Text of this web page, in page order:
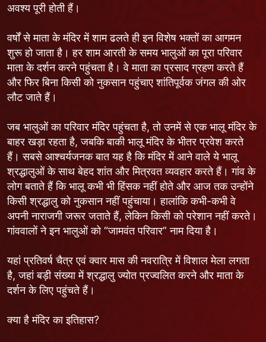
अवश्य पूरी होती हैं।
वर्षों से माता के मंदिर में शाम ढलते ही इन विशेष भक्तों का आगमन
शुरू हो जाता है। हर शाम आरती के समय भालुओं का पूरा परिवार
माता के दर्शन करने पहुंचता है। वे माता का प्रसाद ग्रहण करते हैं
और फिर बिना किसी को नुकसान पहुंचाए शांतिपूर्वक जंगल की ओर
लौट जाते हैं।
जब भालुओं का परिवार मंदिर पहुंचता है, तो उनमें से एक भालू मंदिर के
बाहर खड़ा रहता है, जबकि बाकी भालू मंदिर के भीतर प्रवेश करते
हैं। सबसे आश्चर्यजनक बात यह है कि मंदिर में आने वाले ये भालू
श्रद्धालुओं के साथ बेहद शांत और मित्रवत व्यवहार करते हैं। गांव के
लोग बताते हैं कि भालू कभी भी हिंसक नहीं होते और आज तक उन्होंने
किसी श्रद्धालु को नुकसान नहीं पहुंचाया। हालांकि कभी-कभी वे
अपनी नाराजगी जरूर जताते हैं, लेकिन किसी को परेशान नहीं करते।
गांववालों ने इन भालुओं को “जामवंत परिवार” नाम दिया है।
यहां प्रतिवर्ष चैत्र एवं क्वार मास की नवरात्रि में विशाल मेला लगता
है, जहां बड़ी संख्या में श्रद्धालु ज्योत प्रज्वलित करने और माता के
दर्शन के लिए पहुंचते हैं।
क्या है मंदिर का इतिहास?